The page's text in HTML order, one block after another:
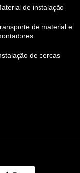
de instalação
de material e
de cercas